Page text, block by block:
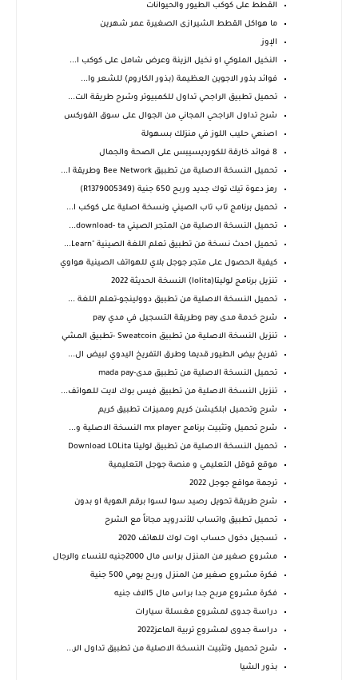
القطط على كوكب الطيور والحيوانات
ما هواكل القطط الشيرازى الصغيرة عمر شهرين
الإوز
النخيل الملوكي او نخيل الزينة وعرض شامل على كوكب ا...
فوائد بذور الاجوين العظيمة (بذور الكاروم) للشعر وا...
تحميل تطبيق الراجحي تداول للكمبيوتر وشرح طريقة الت...
شرح تداول الراجحي المجاني من الجوال على سوق الفوركس
اصنعي حليب اللوز في منزلك بسهولة
8 فوائد خارقة للكورديسيبس على الصحة والجمال
تحميل النسخة الاصلية من تطبيق Bee Network وطريقة ا...
رمز دعوة تيك توك جديد وربح 650 جنية (R1379005349)
تحميل برنامج تاب تاب الصيني ونسخة اصلية على كوكب ا...
تحميل النسخة الاصلية من المتجر الصيني download- ta...
تحميل احدث نسخة من تطبيق تعلم اللغة الصينية "Learn...
كيفية الحصول على متجر جوجل بلاي للهواتف الصينية هواوي
تنزيل برنامج لوليتا(lolita) النسخة الحديثة 2022
تحميل النسخة الاصلية من تطبيق دوولينجو-تعلم اللغة ...
شرح خدمة مدى pay وطريقة التسجيل في مدي pay
تنزيل النسخة الاصلية من تطبيق Sweatcoin -تطبيق المشي
تفريخ بيض الطيور قديما وطرق التفريخ اليدوي لبيض ال...
تحميل النسخة الاصلية من تطبيق مدى-mada pay
تنزيل النسخة الاصلية من تطبيق فيس بوك لايت للهواتف...
شرح وتحميل ابلكيشن كريم ومميزات تطبيق كريم
شرح تحميل وتثبيت برنامج mx player النسخة الاصلية و...
تحميل النسخة الاصلية من تطبيق لوليتا Download LOLita
موقع قوقل التعليمي و منصة جوجل التعليمية
ترجمة مواقع جوجل 2022
شرح طريقة تحويل رصيد سوا لسوا برقم الهوية او بدون
تحميل تطبيق واتساب‏‏ للأندرويد مجاناً مع الشرح
تسجيل دخول حساب اوت لوك للهاتف 2020
مشروع صغير من المنزل براس مال 2000جنيه للنساء والرجال
فكرة مشروع صغير من المنزل وربح يومي 500 جنية
فكرة مشروع مربح جدا براس مال 5الاف جنيه
دراسة جدوى لمشروع مغسلة سيارات
دراسة جدوى لمشروع تربية الماعز2022
شرح تحميل وتثبيت النسخة الاصلية من تطبيق تداول الر...
بذور الشيا